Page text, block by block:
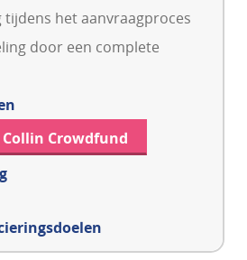
het aanvraagproces
door een complete
Collin Crowdfund